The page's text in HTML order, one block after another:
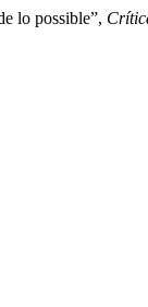
lo possible”,